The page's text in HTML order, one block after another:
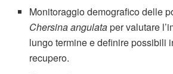
Monitoraggio demografico delle
Chersina angulataper valutare
lungo termine e definire possibili
recupero.